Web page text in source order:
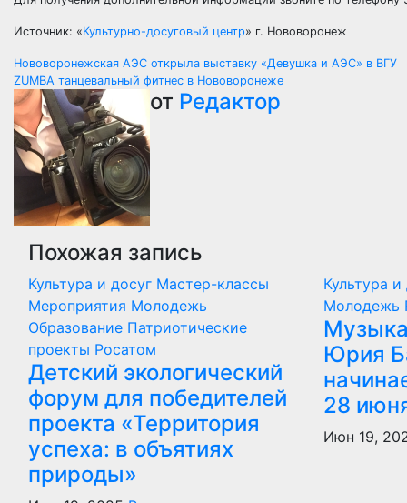
Источник: «Культурно-досуговый центр» г. Нововоронеж
Навигация
по
записям
Нововоронежская АЭС открыла выставку «Девушка и АЭС» в ВГУ
ZUMBA танцевальный фитнес в Нововоронеже
от Редактор
Похожая запись
Культура и досуг Мастер-классы
Мероприятия Молодежь
Образование Патриотические
проекты Росатом
Детский экологический
форум для победителей
проекта «Территория
успеха: в объятиях
природы»
Культура и
Молодежь
Юрия
28
Июн 19,